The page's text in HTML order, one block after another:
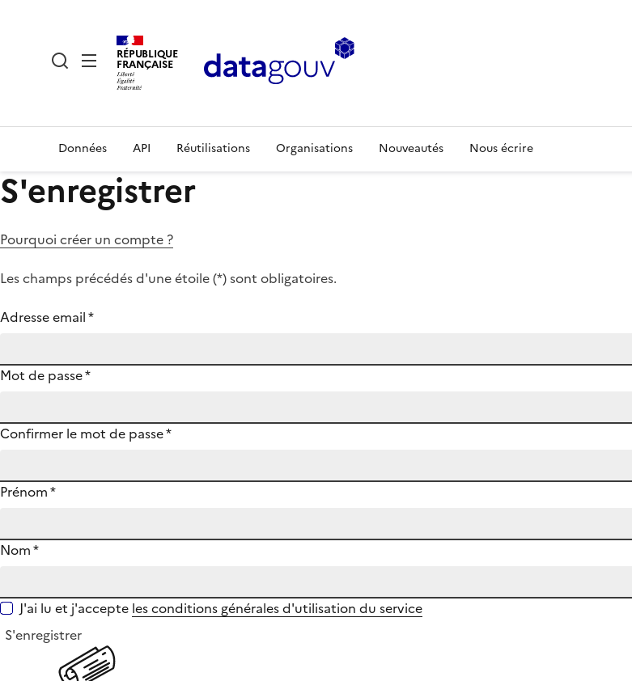
RÉPUBLIQUE
FRANÇAISE
Données API Réutilisations Organisations Nouveautés Nous écrire
S'enregistrer
Pourquoi créer un compte ?
Les champs précédés d'une étoile (*) sont obligatoires.
Adresse email*
Mot de passe*
Confirmer le mot de passe*
Prénom*
Nom*
J'ai lu et j'accepte les conditions générales d'utilisation du service
S'enregistrer